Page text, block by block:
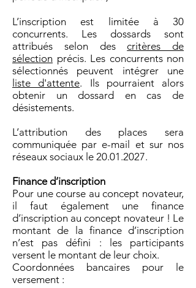
L’inscription est limitée à 30
concurrents. Les dossards sont
attribués selon des critères de
sélection précis. Les concurrents non
sélectionnés peuvent intégrer une
liste d'attente. Ils pourraient alors
obtenir un dossard en cas de
désistements.
L’attribution des places sera
communiquée par e-mail et sur nos
réseaux sociaux le 20.01.2027.
Finance d’inscription
Pour une course au concept novateur,
il faut également une finance
d’inscription au concept novateur ! Le
montant de la finance d’inscription
n’est pas défini : les participants
versent le montant de leur choix.
Coordonnées bancaires pour le
versement :